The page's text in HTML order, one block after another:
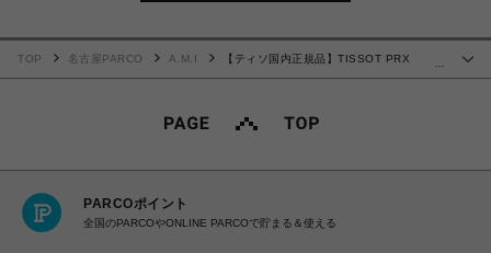
…
TOP 名古屋PARCO A.M.I
【ティソ国内正規品】TISSOT PRX
PARCOポイント
全国のPARCOやONLINE PARCOで貯まる＆使える